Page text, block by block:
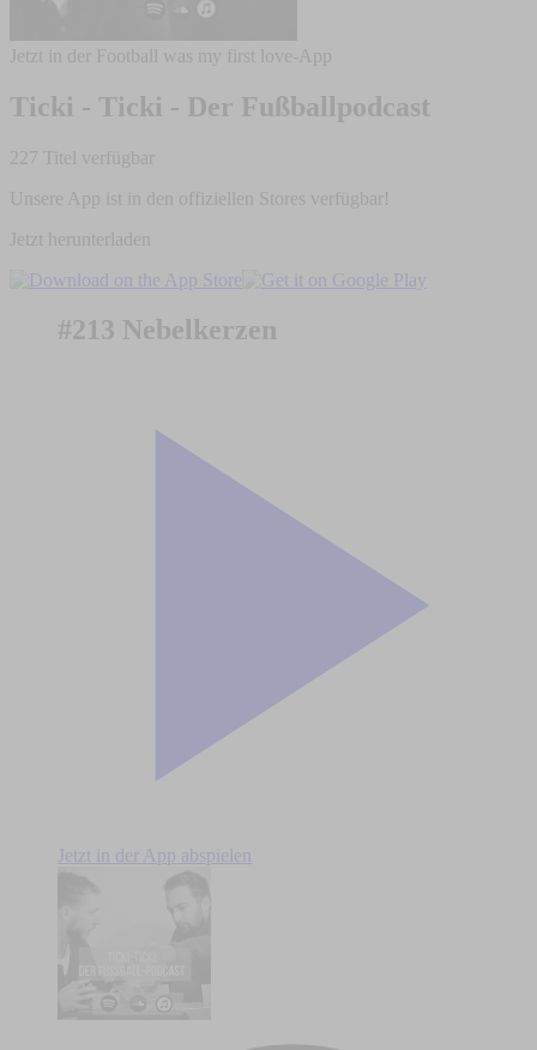
Jetzt in der Football was my first love-App
Ticki - Ticki - Der Fußballpodcast
227 Titel verfügbar
Unsere App ist in den offiziellen Stores verfügbar!
Jetzt herunterladen
#213 Nebelkerzen
Jetzt in der App abspielen